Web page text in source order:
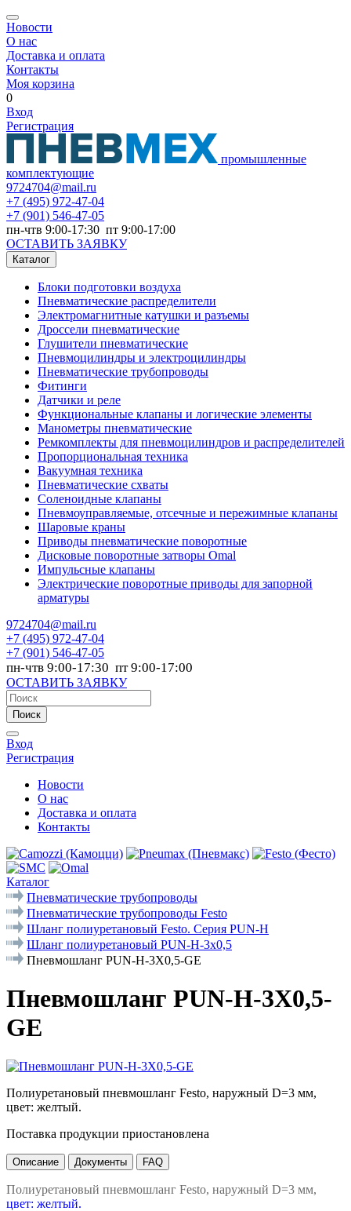
Новости
О нас
Доставка и оплата
Контакты
Моя корзина
0
Вход
Регистрация
промышленные
комплектующие
9724704@mail.ru
+7 (495) 972-47-04
+7 (901) 546-47-05
пн-чтв 9:00-17:30 пт 9:00-17:00
ОСТАВИТЬ ЗАЯВКУ
Каталог
Блоки подготовки воздуха
Пневматические распределители
Электромагнитные катушки и разъемы
Дроссели пневматические
Глушители пневматические
Пневмоцилиндры и электроцилиндры
Пневматические трубопроводы
Фитинги
Датчики и реле
Функциональные клапаны и логические элементы
Манометры пневматические
Ремкомплекты для пневмоцилиндров и распределителей
Пропорциональная техника
Вакуумная техника
Пневматические схваты
Соленоидные клапаны
Пневмоуправляемые, отсечные и пережимные клапаны
Шаровые краны
Приводы пневматические поворотные
Дисковые поворотные затворы Omal
Импульсные клапаны
Электрические поворотные приводы для запорной
арматуры
9724704@mail.ru
+7 (495) 972-47-04
+7 (901) 546-47-05
пн-чтв 9:00-17:30 пт 9:00-17:00
ОСТАВИТЬ ЗАЯВКУ
Поиск
Вход
Регистрация
Новости
О нас
Доставка и оплата
Контакты
Каталог
Пневматические трубопроводы
Пневматические трубопроводы Festo
Шланг полиуретановый Festo. Серия PUN-Н
Шланг полиуретановый PUN-H-3x0,5
Пневмошланг PUN-H-3X0,5-GE
Пневмошланг PUN-H-3X0,5-
GE
Полиуретановый пневмошланг Festo, наружный D=3 мм,
цвет: желтый.
Поставка продукции приостановлена
Описание Документы FAQ
Полиуретановый пневмошланг Festo, наружный D=3 мм,
цвет: желтый.